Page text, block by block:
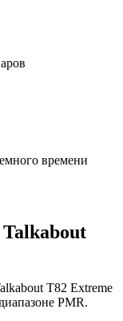
времени
T82 Extreme
PMR.